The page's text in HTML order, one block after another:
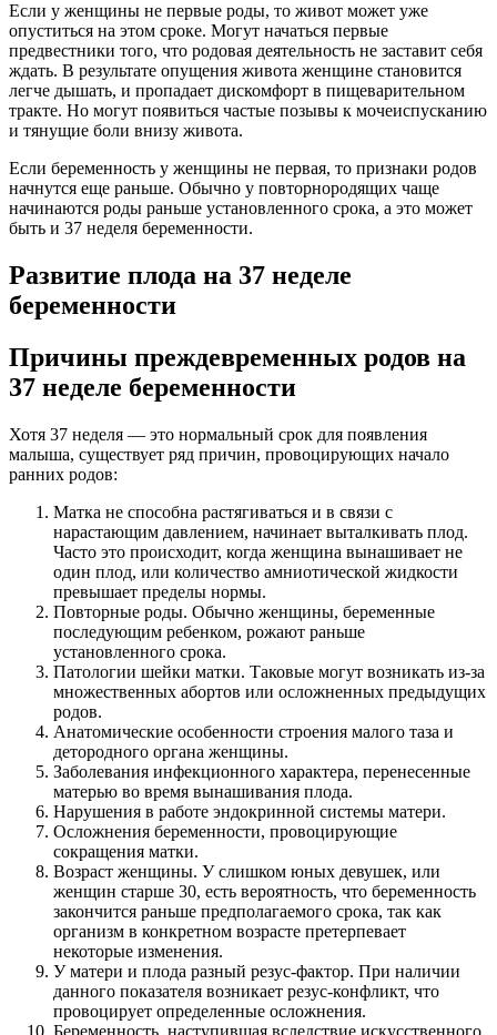
Если у женщины не первые роды, то живот может уже
опуститься на этом сроке. Могут начаться первые
предвестники того, что родовая деятельность не заставит себя
ждать. В результате опущения живота женщине становится
легче дышать, и пропадает дискомфорт в пищеварительном
тракте. Но могут появиться частые позывы к мочеиспусканию
и тянущие боли внизу живота.
Если беременность у женщины не первая, то признаки родов
начнутся еще раньше. Обычно у повторнородящих чаще
начинаются роды раньше установленного срока, а это может
быть и 37 неделя беременности.
Развитие плода на 37 неделе
беременности
Причины преждевременных родов на
37 неделе беременности
Хотя 37 неделя — это нормальный срок для появления
малыша, существует ряд причин, провоцирующих начало
ранних родов:
Матка не способна растягиваться и в связи с
нарастающим давлением, начинает выталкивать плод.
Часто это происходит, когда женщина вынашивает не
один плод, или количество амниотической жидкости
превышает пределы нормы.
Повторные роды. Обычно женщины, беременные
последующим ребенком, рожают раньше
установленного срока.
Патологии шейки матки. Таковые могут возникать из-за
множественных абортов или осложненных предыдущих
родов.
Анатомические особенности строения малого таза и
детородного органа женщины.
Заболевания инфекционного характера, перенесенные
матерью во время вынашивания плода.
Нарушения в работе эндокринной системы матери.
Осложнения беременности, провоцирующие
сокращения матки.
Возраст женщины. У слишком юных девушек, или
женщин старше 30, есть вероятность, что беременность
закончится раньше предполагаемого срока, так как
организм в конкретном возрасте претерпевает
некоторые изменения.
У матери и плода разный резус-фактор. При наличии
данного показателя возникает резус-конфликт, что
провоцирует определенные осложнения.
Беременность, наступившая вследствие искусственного